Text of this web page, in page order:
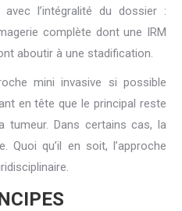
l’intégralité du dossier :
complète dont une IRM
aboutir à une stadification.
mini invasive si possible
en tête que le principal reste
tumeur. Dans certains cas, la
Quoi qu’il en soit, l’approche